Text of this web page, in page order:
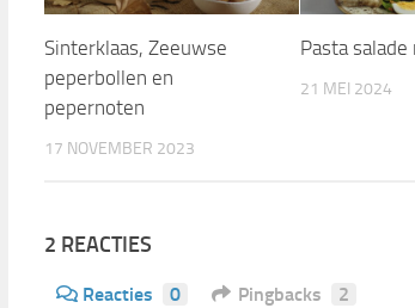
Sinterklaas, Zeeuwse
peperbollen en
pepernoten
17 NOVEMBER 2023
Pasta
21 MEI 2024
2 REACTIES
Reacties 0 Pingbacks 2